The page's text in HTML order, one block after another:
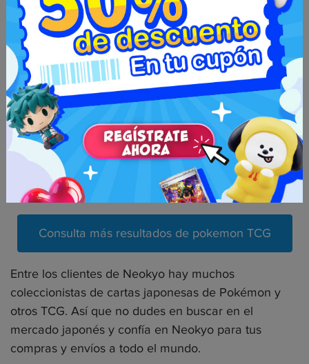
Algunos ejemplos de productos disponibles con
Neokyo:
Cajas de refuerzo de la espada pokémon
Deck
VStars
Consulta más resultados de pokemon TCG
Entre los clientes de Neokyo hay muchos
coleccionistas de cartas japonesas de Pokémon y
otros TCG. Así que no dudes en buscar en el
mercado japonés y confía en Neokyo para tus
compras y envíos a todo el mundo.